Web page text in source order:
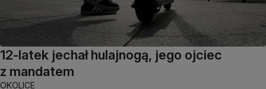
12-latek jechał hulajnogą, jego ojciec
z mandatem
OKOLICE